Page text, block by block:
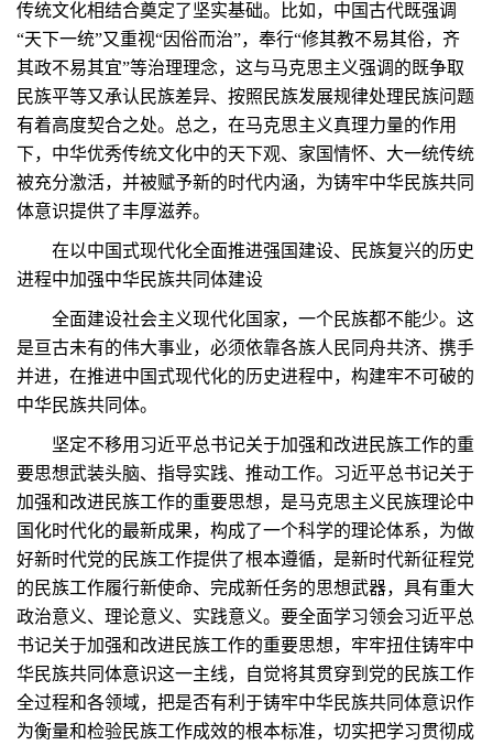
传统文化相结合奠定了坚实基础。比如，中国古代既强调
“天下一统”又重视“因俗而治”，奉行“修其教不易其俗，齐
其政不易其宜”等治理理念，这与马克思主义强调的既争取
民族平等又承认民族差异、按照民族发展规律处理民族问题
有着高度契合之处。总之，在马克思主义真理力量的作用
下，中华优秀传统文化中的天下观、家国情怀、大一统传统
被充分激活，并被赋予新的时代内涵，为铸牢中华民族共同
体意识提供了丰厚滋养。
在以中国式现代化全面推进强国建设、民族复兴的历史
进程中加强中华民族共同体建设
全面建设社会主义现代化国家，一个民族都不能少。这
是亘古未有的伟大事业，必须依靠各族人民同舟共济、携手
并进，在推进中国式现代化的历史进程中，构建牢不可破的
中华民族共同体。
坚定不移用习近平总书记关于加强和改进民族工作的重
要思想武装头脑、指导实践、推动工作。习近平总书记关于
加强和改进民族工作的重要思想，是马克思主义民族理论中
国化时代化的最新成果，构成了一个科学的理论体系，为做
好新时代党的民族工作提供了根本遵循，是新时代新征程党
的民族工作履行新使命、完成新任务的思想武器，具有重大
政治意义、理论意义、实践意义。要全面学习领会习近平总
书记关于加强和改进民族工作的重要思想，牢牢扭住铸牢中
华民族共同体意识这一主线，自觉将其贯穿到党的民族工作
全过程和各领域，把是否有利于铸牢中华民族共同体意识作
为衡量和检验民族工作成效的根本标准，切实把学习贯彻成